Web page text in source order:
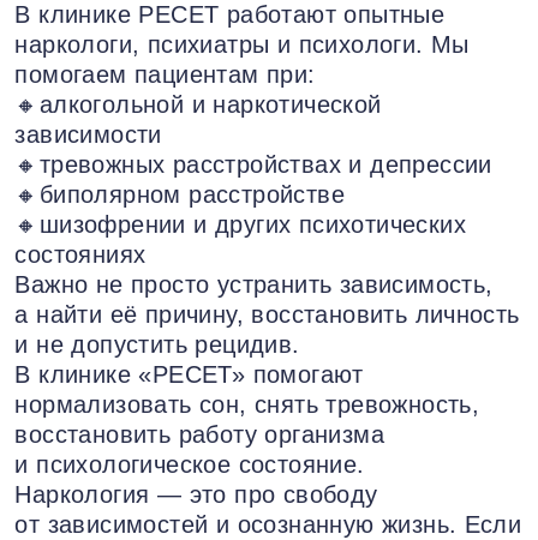
В клинике РЕСЕТ работают опытные
наркологи, психиатры и психологи. Мы
помогаем пациентам при:
🔸алкогольной и наркотической
зависимости
🔸тревожных расстройствах и депрессии
🔸биполярном расстройстве
🔸шизофрении и других психотических
состояниях
Важно не просто устранить зависимость,
а найти её причину, восстановить личность
и не допустить рецидив.
В клинике «РЕСЕТ» помогают
нормализовать сон, снять тревожность,
восстановить работу организма
и психологическое состояние.
Наркология — это про свободу
от зависимостей и осознанную жизнь. Если